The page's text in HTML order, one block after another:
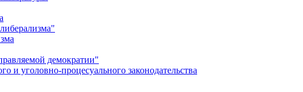
демократии"
и уголовно-процесуального законодательства